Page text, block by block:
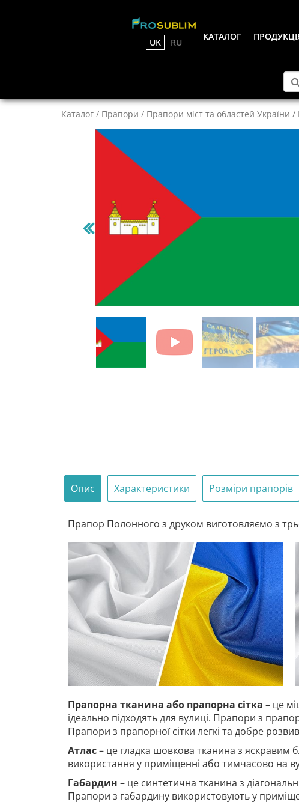
UK RU
КАТАЛОГ
Каталог / Прапори / Прапори міст та областей України /
Опис Характеристики Розміри прапорів
Прапор Полонного з друком виготовляємо з
Прапорна тканина або прапорна сітка – це
ідеально підходять для вулиці. Прапори з
Прапори з прапорної сітки легкі та добре
Атлас– це гладка шовкова тканина з яскравим
використання у приміщенні або тимчасово на
Габардин – це синтетична тканина з
Прапори з габардину використовують у